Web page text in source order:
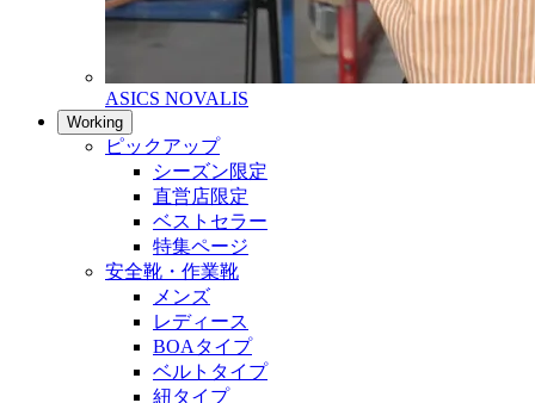
ASICS NOVALIS
Working
ピックアップ
シーズン限定
直営店限定
ベストセラー
特集ページ
安全靴・作業靴
メンズ
レディース
BOAタイプ
ベルトタイプ
紐タイプ